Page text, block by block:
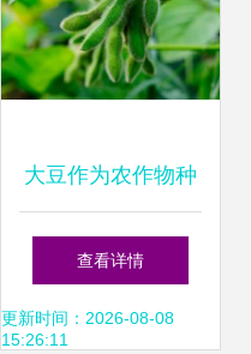
大豆作为农作物种
子的五大特征分析
查看详情
更新时间：2026-08-08
15:26:11